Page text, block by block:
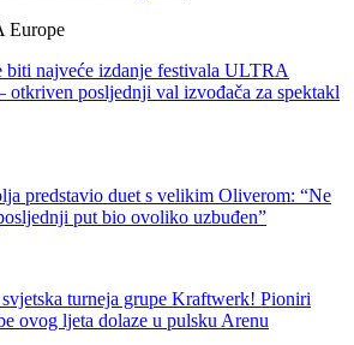
biti najveće izdanje festivala ULTRA
otkriven posljednji val izvođača za spektakl
predstavio duet s velikim Oliverom: “Ne
put bio ovoliko uzbuđen”
svjetska turneja grupe Kraftwerk! Pioniri
ovog ljeta dolaze u pulsku Arenu